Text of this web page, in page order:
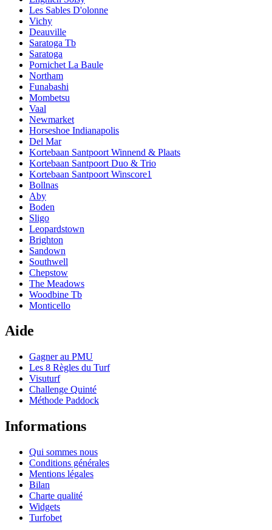
Les Sables D'olonne
Vichy
Deauville
Saratoga Tb
Saratoga
Pornichet La Baule
Northam
Funabashi
Mombetsu
Vaal
Newmarket
Horseshoe Indianapolis
Del Mar
Kortebaan Santpoort Winnend & Plaats
Kortebaan Santpoort Duo & Trio
Kortebaan Santpoort Winscore1
Bollnas
Aby
Boden
Sligo
Leopardstown
Brighton
Sandown
Southwell
Chepstow
The Meadows
Woodbine Tb
Monticello
Aide
Gagner au PMU
Les 8 Règles du Turf
Visuturf
Challenge Quinté
Méthode Paddock
Informations
Qui sommes nous
Conditions générales
Mentions légales
Bilan
Charte qualité
Widgets
Turfobet